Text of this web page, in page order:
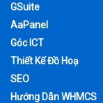
GSuite
AaPanel
Góc ICT
Thiết Kế Đồ Hoạ
SEO
Hướng Dẫn WHMCS